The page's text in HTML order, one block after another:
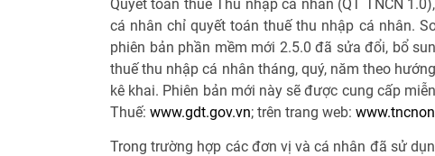
Quyết toán thuế Thu nhập cá nhân (QT TNCN
cá nhân chỉ quyết toán thuế thu nhập cá nhân.
phiên bản phần mềm mới 2.5.0 đã sửa đổi, bổ
thuế thu nhập cá nhân tháng, quý, năm theo
kê khai. Phiên bản mới này sẽ được cung cấp
Thuế: www.gdt.gov.vn; trên trang web:
Trong trường hợp các đơn vị và cá nhân đã sử